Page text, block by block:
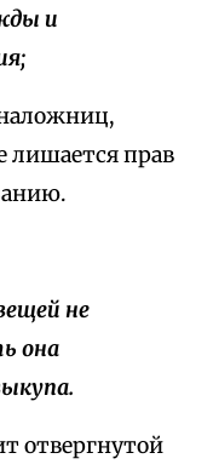
и
лишается прав
не
она
отвергнутой